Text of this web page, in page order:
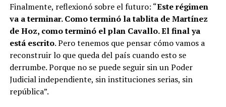
Finalmente, reflexionó sobre el futuro: “Este régimen
va a terminar. Como terminó la tablita de Martínez
de Hoz, como terminó el plan Cavallo. El final ya
está escrito. Pero tenemos que pensar cómo vamos a
reconstruir lo que queda del país cuando esto se
derrumbe. Porque no se puede seguir sin un Poder
Judicial independiente, sin instituciones serias, sin
república”.